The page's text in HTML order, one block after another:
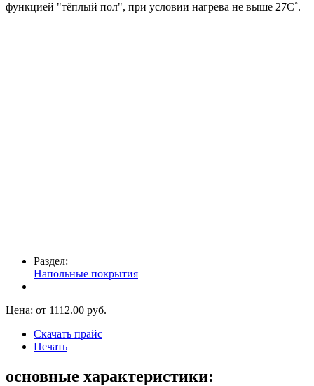
функцией "тёплый пол", при условии нагрева не выше 27С˚.
Раздел:
Напольные покрытия
Цена: от 1112.00 руб.
Скачать прайс
Печать
основные характеристики: